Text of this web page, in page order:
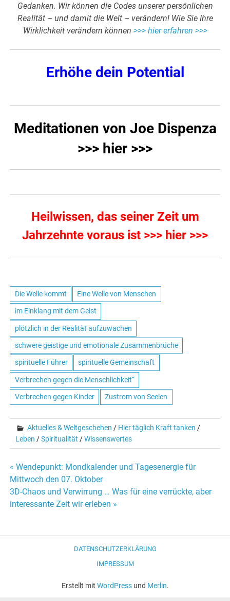
Gedanken. Wir können die Codes unserer persönlichen
Realität – und damit die Welt – verändern! Wie Sie Ihre
Wirklichkeit verändern können >>> hier erfahren >>>
Erhöhe dein Potential
Meditationen von Joe Dispenza
>>> hier >>>
Heilwissen, das seiner Zeit um
Jahrzehnte voraus ist >>> hier >>>
Die Welle kommt Eine Welle von Menschen
im Einklang mit dem Geist
plötzlich in der Realität aufzuwachen
schwere geistige und emotionale Zusammenbrüche
spirituelle Führer spirituelle Gemeinschaft
Verbrechen gegen die Menschlichkeit“
Verbrechen gegen Kinder Zustrom von Seelen
Aktuelles & Weltgeschehen / Hier täglich Kraft tanken /
Leben /Spiritualität /Wissenswertes
Beitrags-
Navigation
« Wendepunkt: Mondkalender und Tagesenergie für
Mittwoch den 07. Oktober
3D-Chaos und Verwirrung … Was für eine verrückte, aber
interessante Zeit wir erleben »
DATENSCHUTZERKLÄRUNG
IMPRESSUM
Erstellt mit WordPressund Merlin.